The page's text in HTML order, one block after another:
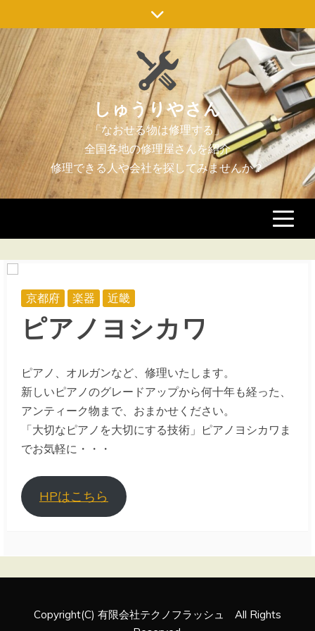
to
content
しゅうりやさん
京都府 楽器 近畿
ピアノヨシカワ
ピアノ、オルガンなど、修理いたします。
新しいピアノのグレードアップから何十年も経った、
アンティーク物まで、おまかせください。
「大切なピアノを大切にする技術」ピアノヨシカワま
でお気軽に・・・
HPはこちら
Copyright(C) 有限会社テクノフラッシュ All Rights